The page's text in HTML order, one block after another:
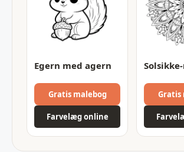
Egern med agern
Gratis malebog
Farvelæg online
Gratis